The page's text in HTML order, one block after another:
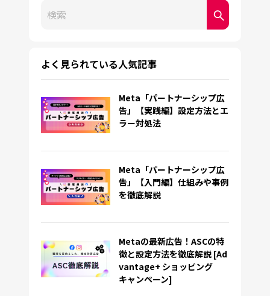
これは、自動候補機能付きの検索フィールドです。
よく見られている人気記事
Meta「パートナーシップ広
告」【実践編】設定方法とエ
ラー対処法
Meta「パートナーシップ広
告」【入門編】仕組みや事例
を徹底解説
Metaの最新広告！ASCの特
徴と設定方法を徹底解説 [Ad
vantage+ ショッピング
キャンペーン]